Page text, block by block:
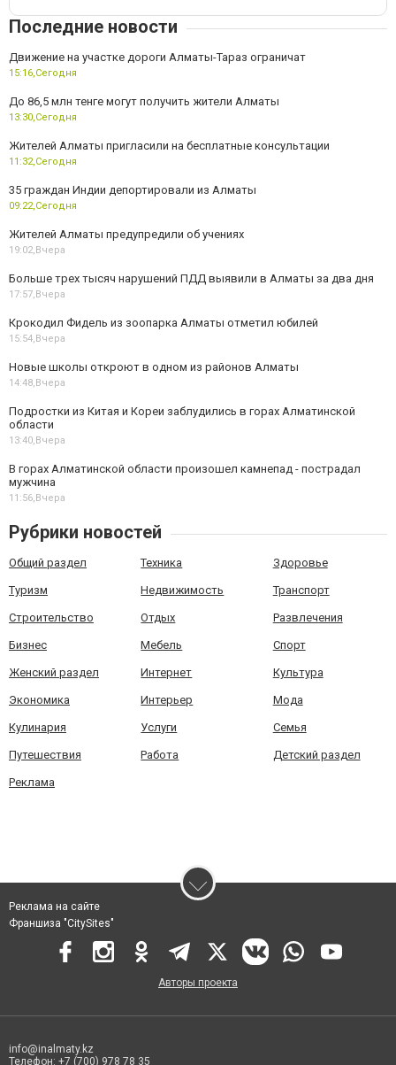
Последние новости
Движение на участке дороги Алматы-Тараз ограничат
15:16,Сегодня
До 86,5 млн тенге могут получить жители Алматы
13:30,Сегодня
Жителей Алматы пригласили на бесплатные консультации
11:32,Сегодня
35 граждан Индии депортировали из Алматы
09:22,Сегодня
Жителей Алматы предупредили об учениях
19:02, Вчера
Больше трех тысяч нарушений ПДД выявили в Алматы за два дня
17:57, Вчера
Крокодил Фидель из зоопарка Алматы отметил юбилей
15:54, Вчера
Новые школы откроют в одном из районов Алматы
14:48, Вчера
Подростки из Китая и Кореи заблудились в горах Алматинской
области
13:40, Вчера
В горах Алматинской области произошел камнепад - пострадал
мужчина
11:56, Вчера
Рубрики новостей
Общий раздел Техника Здоровье
Туризм Недвижимость Транспорт
Строительство Отдых Развлечения
Бизнес Мебель Спорт
Женский раздел Интернет Культура
Экономика Интерьер Мода
Кулинария Услуги Семья
Путешествия Работа Детский раздел
Реклама
Реклама на сайте
Франшиза "CitySites"
Авторы проекта
info@inalmaty.kz
Телефон: +7 (700) 978 78 35